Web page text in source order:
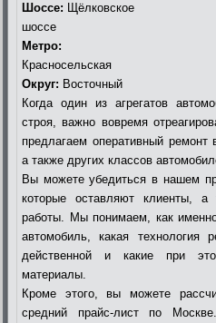
Шоссе: Щёлковское
шоссе
Метро:
Красносельская
Округ: Восточный
Когда один из агрегатов
строя, важно вовремя
предлагаем оперативный ремонт
а также других классов
Вы можете убедиться в нашем
которые оставляют клиенты,
работы. Мы понимаем, как
автомобиль, какая технология
действенной и какие при
материалы.
Кроме этого, вы можете
средний прайс-лист по